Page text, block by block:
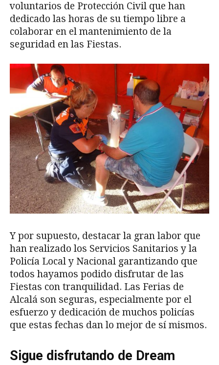
voluntarios de Protección Civil que han
dedicado las horas de su tiempo libre a
colaborar en el mantenimiento de la
seguridad en las Fiestas.
Y por supuesto, destacar la gran labor que
han realizado los Servicios Sanitarios y la
Policía Local y Nacional garantizando que
todos hayamos podido disfrutar de las
Fiestas con tranquilidad. Las Ferias de
Alcalá son seguras, especialmente por el
esfuerzo y dedicación de muchos policías
que estas fechas dan lo mejor de sí mismos.
Sigue disfrutando de Dream